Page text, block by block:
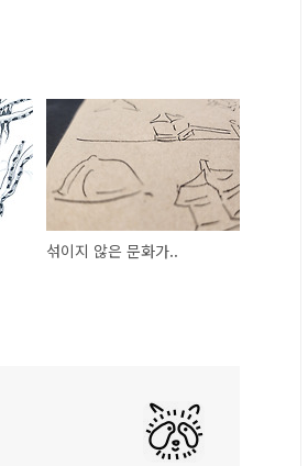
섞이지 않은 문화가..